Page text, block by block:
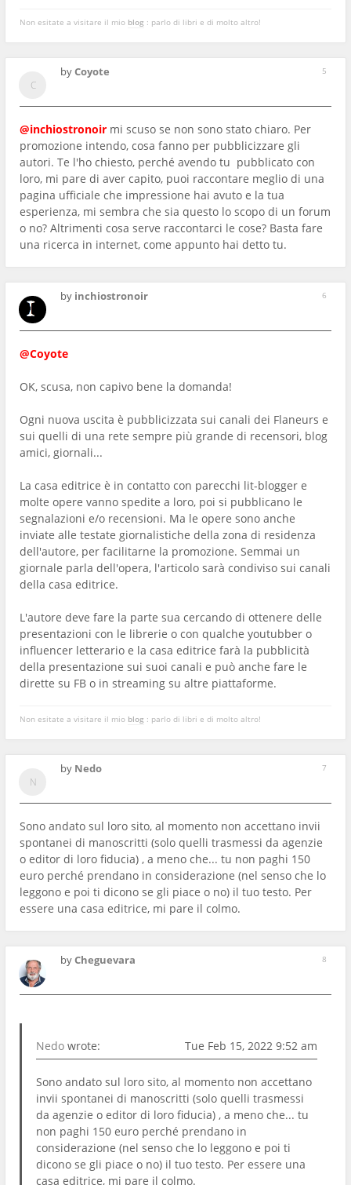
Non esitate a visitare il mio blog : parlo di libri e di molto altro!
5
byCoyote
@inchiostronoir mi scuso se non sono stato chiaro. Per
promozione intendo, cosa fanno per pubblicizzare gli
autori. Te l'ho chiesto, perché avendo tu pubblicato con
loro, mi pare di aver capito, puoi raccontare meglio di una
pagina ufficiale che impressione hai avuto e la tua
esperienza, mi sembra che sia questo lo scopo di un forum
o no? Altrimenti cosa serve raccontarci le cose? Basta fare
una ricerca in internet, come appunto hai detto tu.
6
by inchiostronoir
@Coyote
OK, scusa, non capivo bene la domanda!
Ogni nuova uscita è pubblicizzata sui canali dei Flaneurs e
sui quelli di una rete sempre più grande di recensori, blog
amici, giornali...
La casa editrice è in contatto con parecchi lit-blogger e
molte opere vanno spedite a loro, poi si pubblicano le
segnalazioni e/o recensioni. Ma le opere sono anche
inviate alle testate giornalistiche della zona di residenza
dell'autore, per facilitarne la promozione. Semmai un
giornale parla dell'opera, l'articolo sarà condiviso sui canali
della casa editrice.
L'autore deve fare la parte sua cercando di ottenere delle
presentazioni con le librerie o con qualche youtubber o
influencer letterario e la casa editrice farà la pubblicità
della presentazione sui suoi canali e può anche fare le
dirette su FB o in streaming su altre piattaforme.
Non esitate a visitare il mio blog : parlo di libri e di molto altro!
7
by Nedo
Sono andato sul loro sito, al momento non accettano invii
spontanei di manoscritti (solo quelli trasmessi da agenzie
o editor di loro fiducia) , a meno che... tu non paghi 150
euro perché prendano in considerazione (nel senso che lo
leggono e poi ti dicono se gli piace o no) il tuo testo. Per
essere una casa editrice, mi pare il colmo.
8
byCheguevara
Nedo wrote: Tue Feb 15, 2022 9:52 am
Sono andato sul loro sito, al momento non accettano
invii spontanei di manoscritti (solo quelli trasmessi
da agenzie o editor di loro fiducia) , a meno che... tu
non paghi 150 euro perché prendano in
considerazione (nel senso che lo leggono e poi ti
dicono se gli piace o no) il tuo testo. Per essere una
casa editrice, mi pare il colmo.